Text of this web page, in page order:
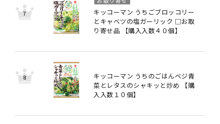
キッコーマン うちごブロッコリー
とキャベツの塩ガーリック □お取
り寄せ品 【購入入数４０個】
キッコーマン うちのごはんベジ青
菜とレタスのシャキッと炒め 【購
入入数１０個】